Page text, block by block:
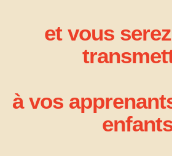
et vous
à vos